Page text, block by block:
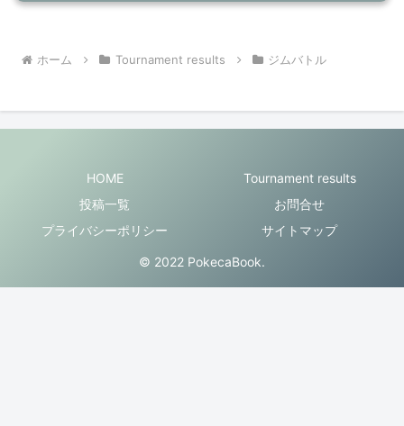
ホーム Tournament results ジムバトル
HOME
Tournament results
投稿一覧
お問合せ
プライバシーポリシー
サイトマップ
© 2022 PokecaBook.